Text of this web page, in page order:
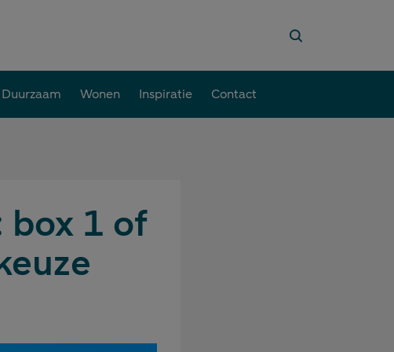
Duurzaam Wonen Inspiratie Contact
box 1 of